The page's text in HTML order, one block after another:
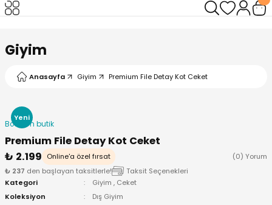
Giyim
Anasayfa Giyim Premium File Detay Kot Ceket
Yeni
Bodrum butik
Premium File Detay Kot Ceket
₺ 2.199
Online'a özel fırsat
(0) Yorum
₺ 237 den başlayan taksitlerle!
Taksit Seçenekleri
Kategori
Giyim , Ceket
Koleksiyon
Dış Giyim
Geri Dön
Geri Dön